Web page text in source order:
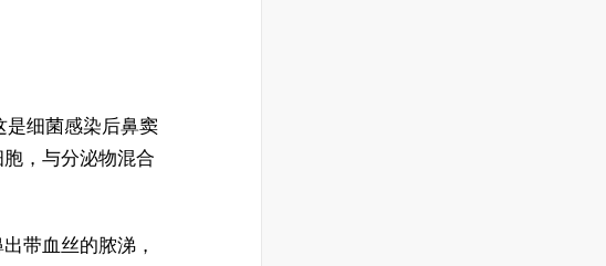
是细菌感染后鼻窦
，与分泌物混合
带血丝的脓涕，